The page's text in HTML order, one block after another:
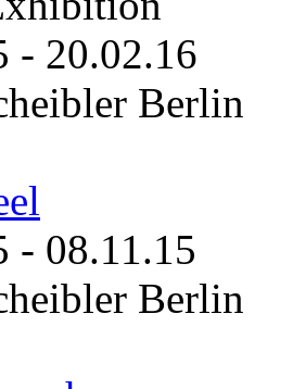
- 20.02.16
Berlin
- 08.11.15
Berlin